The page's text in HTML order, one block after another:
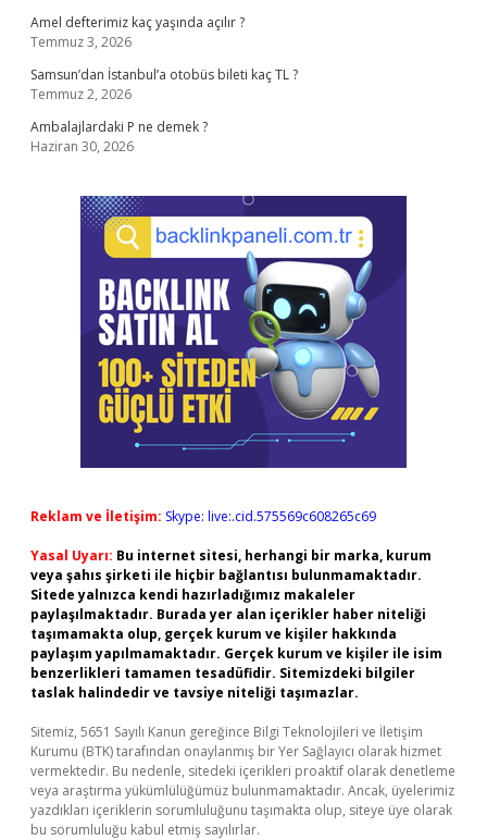
Amel defterimiz kaç yaşında açılır ?
Temmuz 3, 2026
Samsun’dan İstanbul’a otobüs bileti kaç TL ?
Temmuz 2, 2026
Ambalajlardaki P ne demek ?
Haziran 30, 2026
Reklam ve İletişim: Skype: live:.cid.575569c608265c69
Yasal Uyarı: Bu internet sitesi, herhangi bir marka, kurum
veya şahıs şirketi ile hiçbir bağlantısı bulunmamaktadır.
Sitede yalnızca kendi hazırladığımız makaleler
paylaşılmaktadır. Burada yer alan içerikler haber niteliği
taşımamakta olup, gerçek kurum ve kişiler hakkında
paylaşım yapılmamaktadır. Gerçek kurum ve kişiler ile isim
benzerlikleri tamamen tesadüfidir. Sitemizdeki bilgiler
taslak halindedir ve tavsiye niteliği taşımazlar.
Sitemiz, 5651 Sayılı Kanun gereğince Bilgi Teknolojileri ve İletişim
Kurumu (BTK) tarafından onaylanmış bir Yer Sağlayıcı olarak hizmet
vermektedir. Bu nedenle, sitedeki içerikleri proaktif olarak denetleme
veya araştırma yükümlülüğümüz bulunmamaktadır. Ancak, üyelerimiz
yazdıkları içeriklerin sorumluluğunu taşımakta olup, siteye üye olarak
bu sorumluluğu kabul etmiş sayılırlar.